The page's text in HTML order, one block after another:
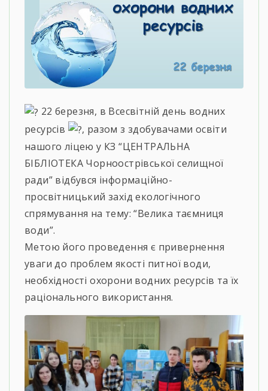
22 березня, в Всесвітній день водних
ресурсів
, разом з здобувачами освіти
нашого ліцею у КЗ “ЦЕНТРАЛЬНА
БІБЛІОТЕКА Чорноострівської селищної
ради” відбувся інформаційно-
просвітницький захід екологічного
спрямування на тему: “Велика таємниця
води”.
Метою його проведення є привернення
уваги до проблем якості питної води,
необхідності охорони водних ресурсів та їх
раціонального використання.